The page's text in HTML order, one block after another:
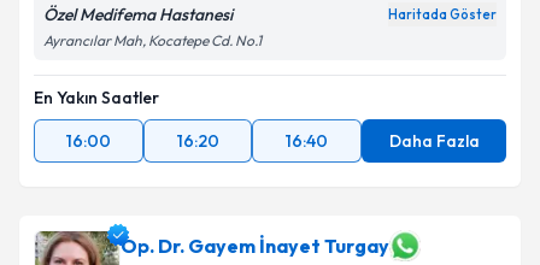
Özel Medifema Hastanesi Haritada Göster
Ayrancılar Mah, Kocatepe Cd. No.1
En Yakın Saatler
16:00
16:20 16:40 Daha Fazla
Op. Dr. Gayem İnayet Turgay